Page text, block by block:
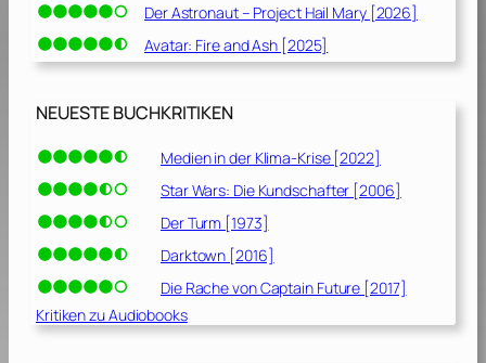
Der Astronaut – Project Hail Mary [2026]
Avatar: Fire and Ash [2025]
NEUESTE BUCHKRITIKEN
Medien in der Klima-Krise [2022]
Star Wars: Die Kundschafter [2006]
Der Turm [1973]
Darktown [2016]
Die Rache von Captain Future [2017]
Kritiken zu Audiobooks